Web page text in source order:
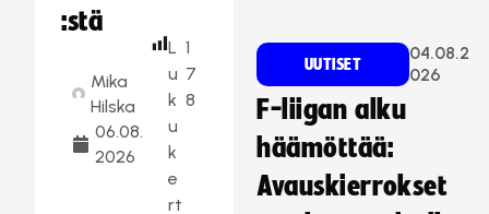
:stä
Mika
Hilska
06.08.
2026
L
u
k
u
k
e
rt
1
7
8
UUTISET
04.08.2
026
F-liigan alku
häämöttää:
Avauskierrokset